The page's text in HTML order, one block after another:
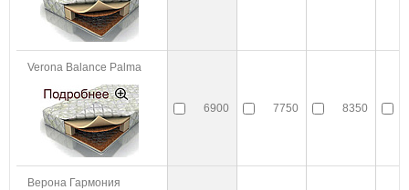
Verona Balance Palma
6900 7750 8350
Верона Гармония